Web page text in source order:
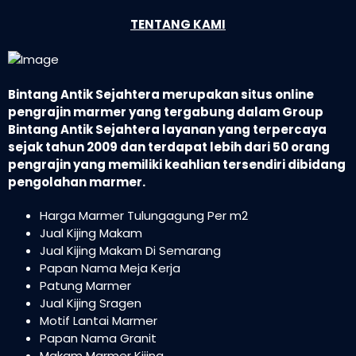
TENTANG KAMI
Bintang Antik Sejahtera merupakan situs online
pengrajin marmer yang tergabung dalam Group
Bintang Antik Sejahtera layanan yang terpercaya
sejak tahun 2009 dan terdapat lebih dari 50 orang
pengrajin yang memiliki keahlian tersendiri dibidang
pengolahan marmer.
Harga Marmer Tulungagung Per m2
Jual Kijing Makam
Jual Kijing Makam Di Semarang
Papan Nama Meja Kerja
Patung Marmer
Jual Kijing Sragen
Motif Lantai Marmer
Papan Nama Granit